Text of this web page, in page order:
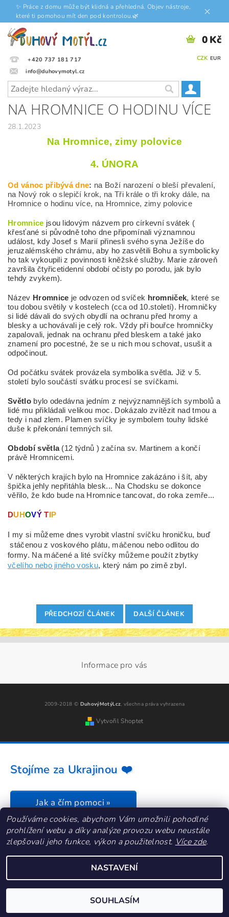
✨ Práce z domu může být klidná a přehledná. Objev nástroje,
které ti pomohou mít den pod kontrolou.🌿
+420 737 181 717
info@duhovymotyl.cz
CZK EUR
0 Kč
NA HROMNICE O HODINU VÍCE
28.1.2023
Na Hromnice, zimy polovice
4. ÚNORA
Od vánoc přibývá dne: na Boží narození o bleší převalení,
na Nový rok o slepičí krok, na Tři krále o tři kroky dále, na
Hromnice o hodinu více, na Hromnice, zimy polovice
Hromnice jsou lidovým názvem pro církevní svátek (
křesťané si původně toho dne připomínali významnou
událost, kdy Josef s Marií přinesli svého syna Ježíše do
jeruzalémského chrámu, aby ho zasvětili Bohu a symbolicky
ho tak vykoupili z povinnosti kněžské služby. Marie zároveň
završila čtyřicetidenní období očisty po porodu, jak bylo
tehdy zvykem).
Název Hromnice je odvozen od svíček hromniček, které se
tou dobou světily v kostelech (cca od 10.století). Hromničky
si lidé dávali do svých obydlí na ochranu před hromy a
blesky a uchovávali je celý rok. Vždy při bouřce hromničky
zapalovali, jednak na ochranu před bleskem a také jako
znamení pro pocestné, že se u nich mou schovat, usušit a
odpočinout.
Od počátku svátek provázela symbolika světla. Již v 5.
století bylo součástí svátku procesí se svíčkami.
Světlobylo odedávna jedním z nejvýznamnějších symbolů a
lidé mu přikládali velikou moc. Dokázalo zvítězit nad tmou a
tedy i nad zlem. Plamen svíčky je symbolem touhy lidské
duše k překonání temných sil.
Období světla(12 týdnů ) začína sv. Martinem a končí
právě Hromnicemi.
V některých krajích bylo na Hromnice zakázáno i šít, aby
špička jehly nepřitáhla blesk... Na Chodsku se dokonce
věřilo, že kdo bude na Hromnice tancovat, do roka zemře...
DU HOVÝ T P
I my si můžeme dnes vyrobit vlastní svíčku hroničku, buď
stáčenou z voskového plátu, máčenou nebo odlitou do
formy. Na máčené a lité svíčky můžeme použít zbytky
včelího nebo jiného vosku, který nám po zimě zbyl .
PŘEDCHOZÍ ČLÁNEK DALŠÍ ČLÁNEK
Informace pro vás
2009-2018 © DuhovýMotýl.cz, všechna práva vyhrazena
Vytvořil Shoptet
Používáme cookies, abychom Vám umožnili pohodlné
prohlížení webu a díky analýze provozu webu neustále
zlepšovali jeho funkce, výkon a použitelnost. Více zde.
NASTAVENÍ
SOUHLASÍM
Stojíme za Ukrajinou ❤️
Jak a čím pomoci »